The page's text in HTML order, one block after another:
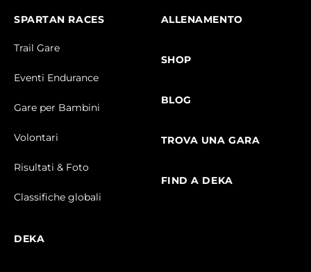
SPARTAN RACES
Trail Gare
Eventi Endurance
Gare per Bambini
Volontari
Risultati & Foto
Classifiche globali
DEKA
ALLENAMENTO
SHOP
BLOG
TROVA UNA GARA
FIND A DEKA